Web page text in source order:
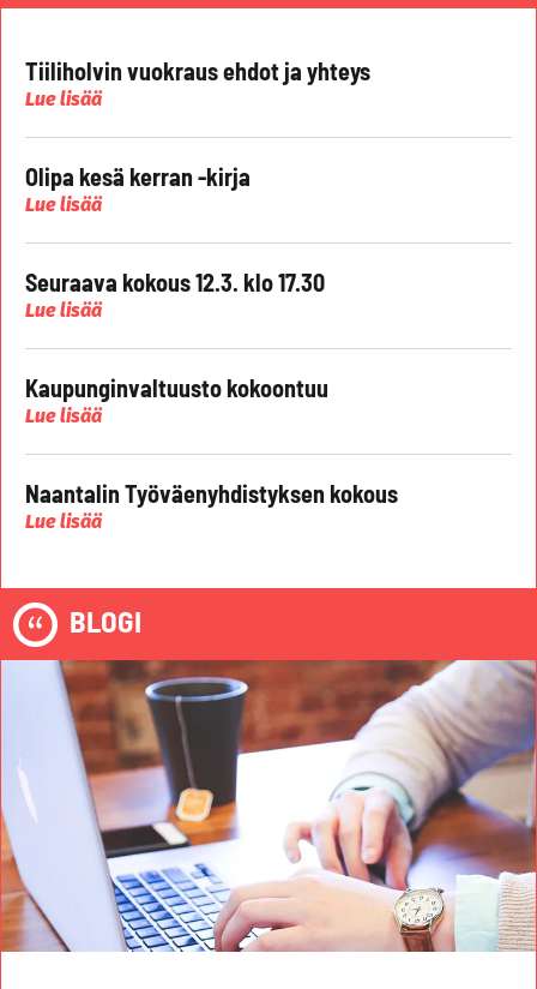
Tiiliholvin vuokraus ehdot ja yhteys
Lue lisää
Olipa kesä kerran -kirja
Lue lisää
Seuraava kokous 12.3. klo 17.30
Lue lisää
Kaupunginvaltuusto kokoontuu
Lue lisää
Naantalin Työväenyhdistyksen kokous
Lue lisää
BLOGI